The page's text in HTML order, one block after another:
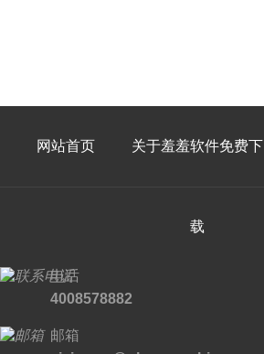
网站首页 关于羞羞软件免费下
载
电话
4008578882
邮箱